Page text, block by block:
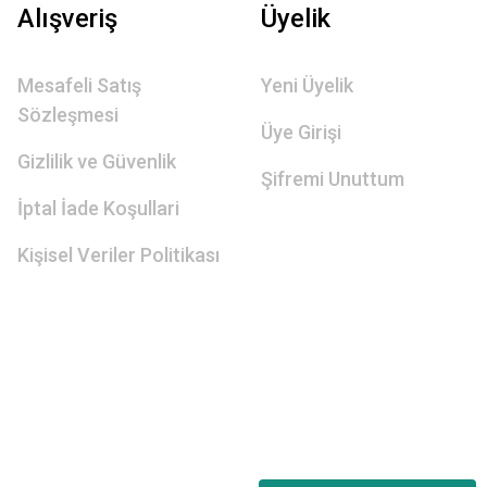
Alışveriş
Mesafeli Satış
Sözleşmesi
Gizlilik ve Güvenlik
İptal İade Koşullari
Kişisel Veriler Politikası
Üyelik
Yeni Üyelik
Üye Girişi
Şifremi Unuttum